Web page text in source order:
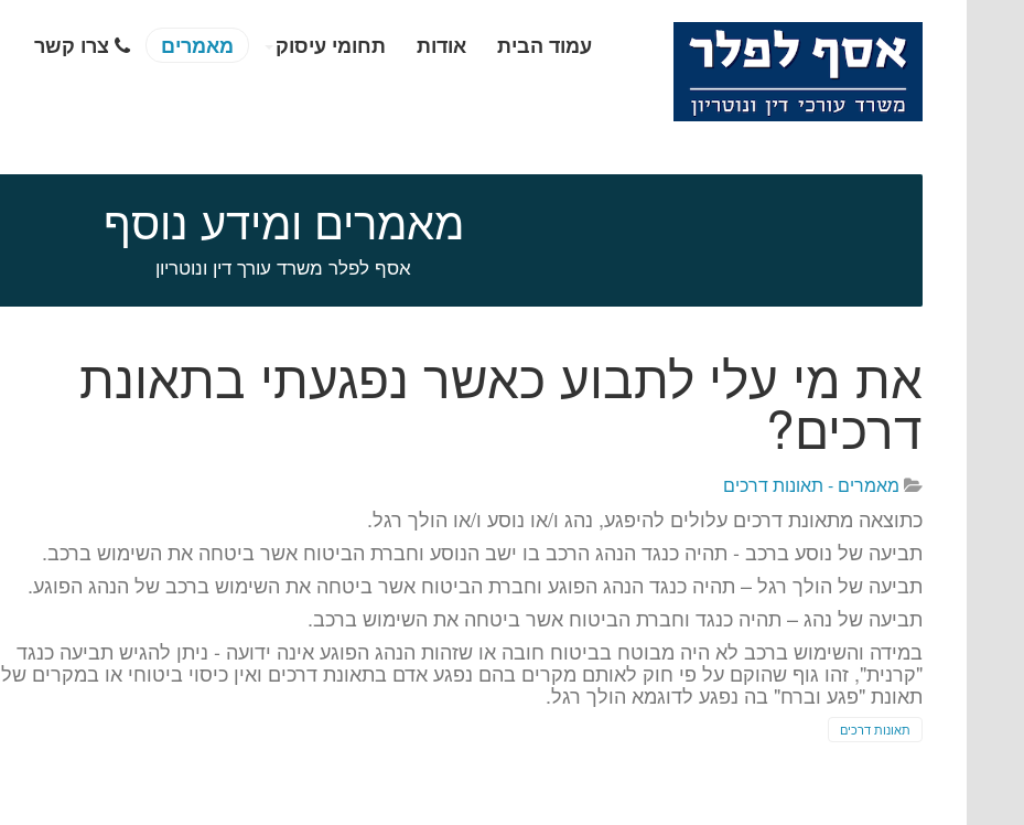
עמוד הבית אודות תחומי עיסוק מאמרים צרו קשר
מאמרים ומידע נוסף
אסף לפלר משרד עורך דין ונוטריון
את מי עלי לתבוע כאשר נפגעתי בתאונת
דרכים?
מאמרים - תאונות דרכים
כתוצאה מתאונת דרכים עלולים להיפגע, נהג ו/או נוסע ו/או הולך רגל.
תביעה של נוסע ברכב - תהיה כנגד הנהג הרכב בו ישב הנוסע וחברת הביטוח אשר ביטחה את השימוש ברכב.
תביעה של הולך רגל – תהיה כנגד הנהג הפוגע וחברת הביטוח אשר ביטחה את השימוש ברכב של הנהג הפוגע.
תביעה של נהג – תהיה כנגד וחברת הביטוח אשר ביטחה את השימוש ברכב.
במידה והשימוש ברכב לא היה מבוטח בביטוח חובה או שזהות הנהג הפוגע אינה ידועה - ניתן להגיש תביעה כנגד
"קרנית", זהו גוף שהוקם על פי חוק לאותם מקרים בהם נפגע אדם בתאונת דרכים ואין כיסוי ביטוחי או במקרים של
תאונת "פגע וברח" בה נפגע לדוגמא הולך רגל.
תאונות דרכים